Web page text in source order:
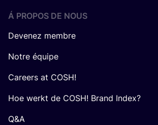
Á PROPOS DE NOUS
Devenez membre
Notre équipe
Careers at COSH!
Hoe werkt de COSH! Brand Index?
Q&A